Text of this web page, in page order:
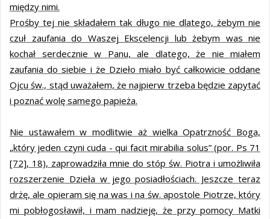
między nimi.
Prośby tej nie składałem tak długo nie dlatego, żebym nie
czuł zaufania do Waszej Ekscelencji lub żebym was nie
kochał serdecznie w Panu, ale dlatego, że nie miałem
zaufania do siebie i że Dzieło miało być całkowicie oddane
Ojcu św., stąd uważałem, że najpierw trzeba będzie zapytać
i poznać wolę samego papieża.
Nie ustawałem w modlitwie aż wielka Opatrzność Boga,
„który jeden czyni cuda - qui facit mirabilia solus” (por. Ps 71
[72], 18), zaprowadziła mnie do stóp św. Piotra i umożliwiła
rozszerzenie Dzieła w jego posiadłościach. Jeszcze teraz
drżę, ale opieram się na was i na św. apostole Piotrze, który
mi pobłogosławił, i mam nadzieję, że przy pomocy Matki